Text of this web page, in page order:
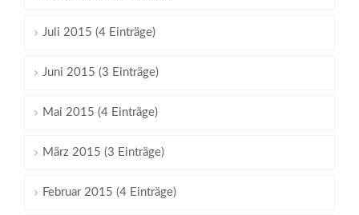
Juli 2015 (4 Einträge)
Juni 2015 (3 Einträge)
Mai 2015 (4 Einträge)
März 2015 (3 Einträge)
Februar 2015 (4 Einträge)